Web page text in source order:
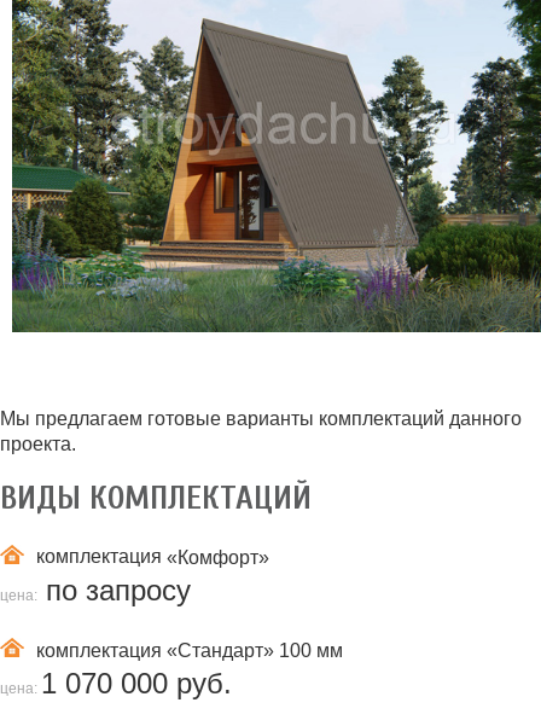
Мы предлагаем готовые варианты комплектаций данного
проекта.
ВИДЫ КОМПЛЕКТАЦИЙ
комплектация «Комфорт»
цена: по запросу
комплектация «Стандарт» 100 мм
цена: 1 070 000 руб.